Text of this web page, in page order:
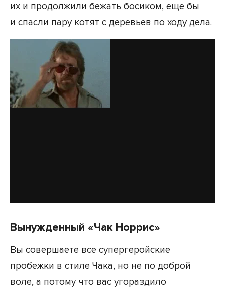
их и продолжили бежать босиком, еще бы
и спасли пару котят с деревьев по ходу дела.
Вынужденный «Чак Норрис»
Вы совершаете все супергеройские
пробежки в стиле Чака, но не по доброй
воле, а потому что вас угораздило